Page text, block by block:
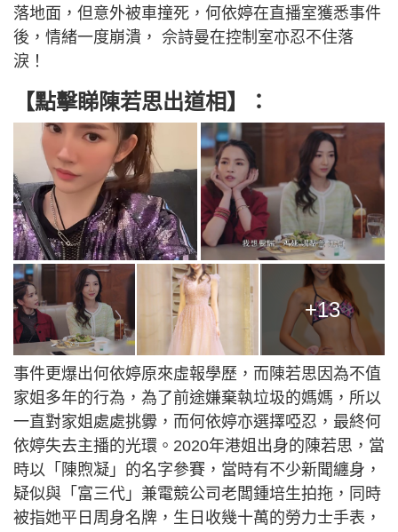
落地面，但意外被車撞死，何依婷在直播室獲悉事件
後，情緒一度崩潰， 佘詩曼在控制室亦忍不住落
淚！
【點擊睇陳若思出道相】：
+13
事件更爆出何依婷原來虛報學歷，而陳若思因為不值
家姐多年的行為，為了前途嫌棄執垃圾的媽媽，所以
一直對家姐處處挑釁，而何依婷亦選擇啞忍，最終何
依婷失去主播的光環。2020年港姐出身的陳若思，當
時以「陳煦凝」的名字參賽，當時有不少新聞纏身，
疑似與「富三代」兼電競公司老闆鍾培生拍拖，同時
被指她平日周身名牌，生日收幾十萬的勞力士手表，